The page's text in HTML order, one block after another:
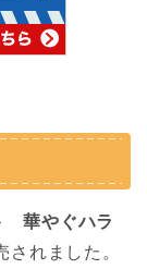
華やぐハラ
れました。